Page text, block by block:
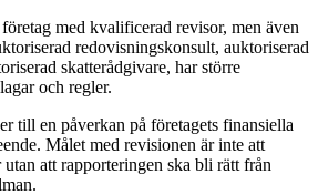
med kvalificerad revisor, men även
redovisningskonsult, auktoriserad
skatterådgivare, har större
och regler.
till en påverkan på företagets finansiella
Målet med revisionen är inte att
att rapporteringen ska bli rätt från